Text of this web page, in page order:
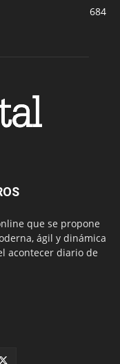
684
que se propone
ágil y dinámica
acontecer diario de